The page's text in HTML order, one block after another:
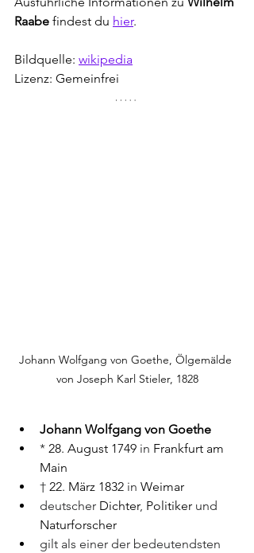
Raabe findest du hier.
Bildquelle: wikipedia
Lizenz: Gemeinfrei
Johann Wolfgang von Goethe, Ölgemälde
von Joseph Karl Stieler, 1828
Johann Wolfgang von Goethe
* 28. August 1749 in Frankfurt am
Main
† 22. März 1832 in Weimar
deutscher Dichter, Politiker und
Naturforscher
gilt als einer der bedeutendsten